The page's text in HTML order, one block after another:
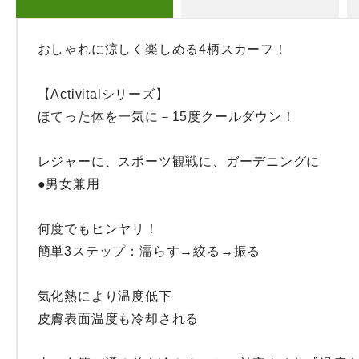
おしゃれに涼しく楽しめる4柄スカーフ！
【Activitalシリーズ】
ほてった体を一気に－15度クールダウン！
レジャーに、スポーツ観戦に、ガーデニングに
●男女兼用
何度でもヒンヤリ！
簡単3ステップ：濡らす→絞る→振る
気化熱により温度低下
皮膚表面温度も冷却される